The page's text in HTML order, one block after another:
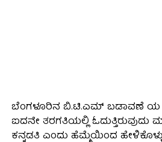
ಬೆಂಗಳೂರಿನ ಬಿ.ಟಿ.ಎಮ್ ಬಡಾವಣೆ
ಐದನೇ ತರಗತಿಯಲ್ಲಿ ಓದುತ್ತಿರುವುದು
ಕನ್ನಡತಿ ಎಂದು ಹೆಮ್ಮೆಯಿಂದ